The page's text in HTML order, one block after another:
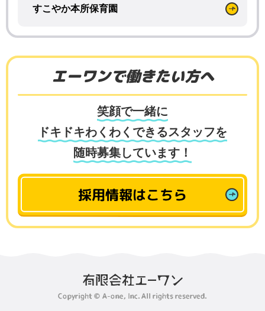
すこやか本所保育園
エーワンで働きたい方へ
笑顔で一緒に
ドキドキわくわくできるスタッフを
随時募集しています！
採用情報はこちら
Copyright © A-one, Inc. All rights reserved.